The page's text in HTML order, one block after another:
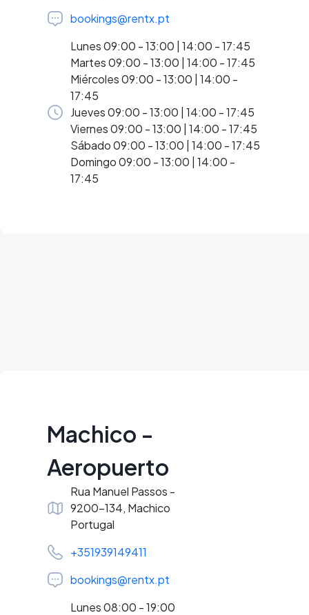
bookings@rentx.pt
Lunes 09:00 - 13:00 | 14:00 - 17:45
Martes 09:00 - 13:00 | 14:00 - 17:45
Miércoles 09:00 - 13:00 | 14:00 -
17:45
Jueves 09:00 - 13:00 | 14:00 - 17:45
Viernes 09:00 - 13:00 | 14:00 - 17:45
Sábado 09:00 - 13:00 | 14:00 - 17:45
Domingo 09:00 - 13:00 | 14:00 -
17:45
Machico -
Aeropuerto
Rua Manuel Passos -
9200-134, Machico
Portugal
+351939149411
bookings@rentx.pt
Lunes 08:00 - 19:00